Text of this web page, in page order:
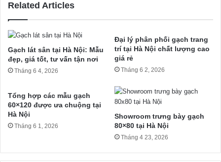
Related Articles
Gạch lát sân tại Hà Nội: Mẫu
đẹp, giá tốt, tư vấn tận nơi
Tháng 6 4, 2026
Đại lý phân phối gạch trang
trí tại Hà Nội chất lượng cao
giá rẻ
Tháng 6 2, 2026
Tổng hợp các mẫu gạch
60×120 được ưa chuộng tại
Hà Nội
Tháng 6 1, 2026
Showroom trưng bày gạch
80×80 tại Hà Nội
Tháng 4 23, 2026